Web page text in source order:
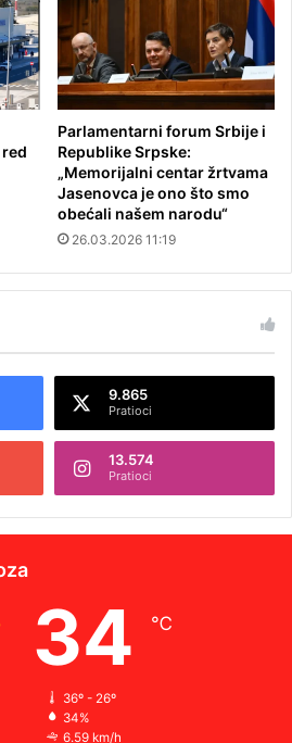
Parlamentarni forum Srbije i
Republike Srpske:
„Memorijalni centar žrtvama
Jasenovca je ono što smo
obećali našem narodu“
26.03.2026 11:19
9.865
Pratioci
13.574
Pratioci
34 ℃
36º - 26º
34%
6.59 km/h